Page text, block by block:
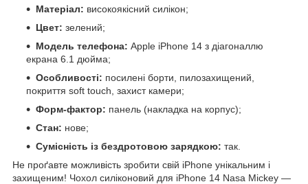
Матеріал: високоякісний силікон;
Цвет: зелений;
Модель телефона: Apple iPhone 14 з діагоналлю
екрана 6.1 дюйма;
Особливості: посилені борти, пилозахищений,
покриття soft touch, захист камери;
Форм-фактор: панель (накладка на корпус);
Стан: нове;
Сумісність із бездротовою зарядкою: так.
Не проґавте можливість зробити свій iPhone унікальним і
захищеним! Чохол силіконовий для iPhone 14 Nasa Mickey —